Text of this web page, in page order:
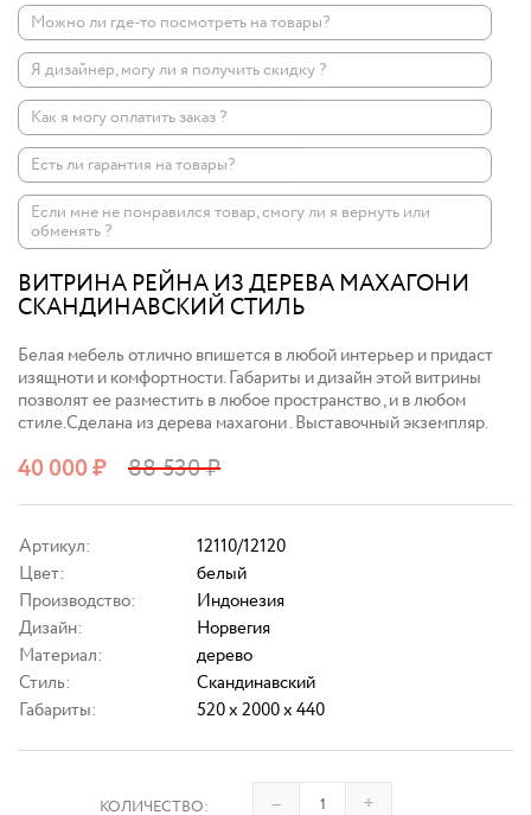
Можно ли где-то посмотреть на товары?
Я дизайнер, могу ли я получить скидку ?
Как я могу оплатить заказ ?
Есть ли гарантия на товары?
Если мне не понравился товар, смогу ли я вернуть или
обменять ?
ВИТРИНА РЕЙНА ИЗ ДЕРЕВА МАХАГОНИ
СКАНДИНАВСКИЙ СТИЛЬ
Белая мебель отлично впишется в любой интерьер и придаст
изящноти и комфортности. Габариты и дизайн этой витрины
позволят ее разместить в любое пространство , и в любом
стиле.Сделана из дерева махагони . Выставочный экземпляр.
40 000₽ 88 530₽
Артикул:
12110/12120
Цвет:
белый
Производство:
Индонезия
Дизайн:
Норвегия
Материал:
дерево
Стиль:
Скандинавский
Габариты:
520 x 2000 x 440
КОЛИЧЕСТВО: – +